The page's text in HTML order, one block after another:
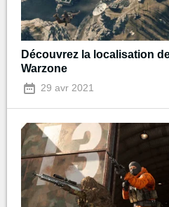
Découvrez la localisation
Warzone
29 avr 2021